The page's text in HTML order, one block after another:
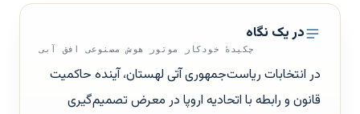
در یک نگاه
چکیدهٔ خودکار موتور هوش مصنوعی افق آبی
در انتخابات ریاست‌جمهوری آتی لهستان، آینده حاکمیت
قانون و رابطه با اتحادیه اروپا در معرض تصمیم‌گیری